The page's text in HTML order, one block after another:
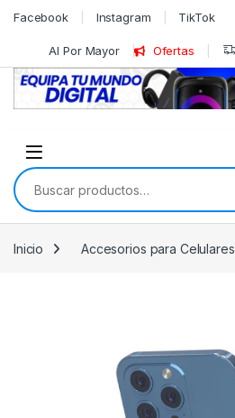
Skip to navigation
Skip to content
Facebook Instagram TikTok
Al Por Mayor Ofertas
Buscar por:
Inicio Accesorios para Celulares